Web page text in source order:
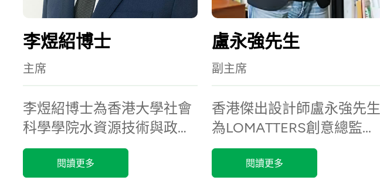
李煜紹博士
主席
李煜紹博士為香港大學社會
科學學院水資源技術與政策
研究中心行政總監。...
閱讀更多
盧永強先生
副主席
香港傑出設計師盧永強先生
為LOMATTERS創意總監...
閱讀更多